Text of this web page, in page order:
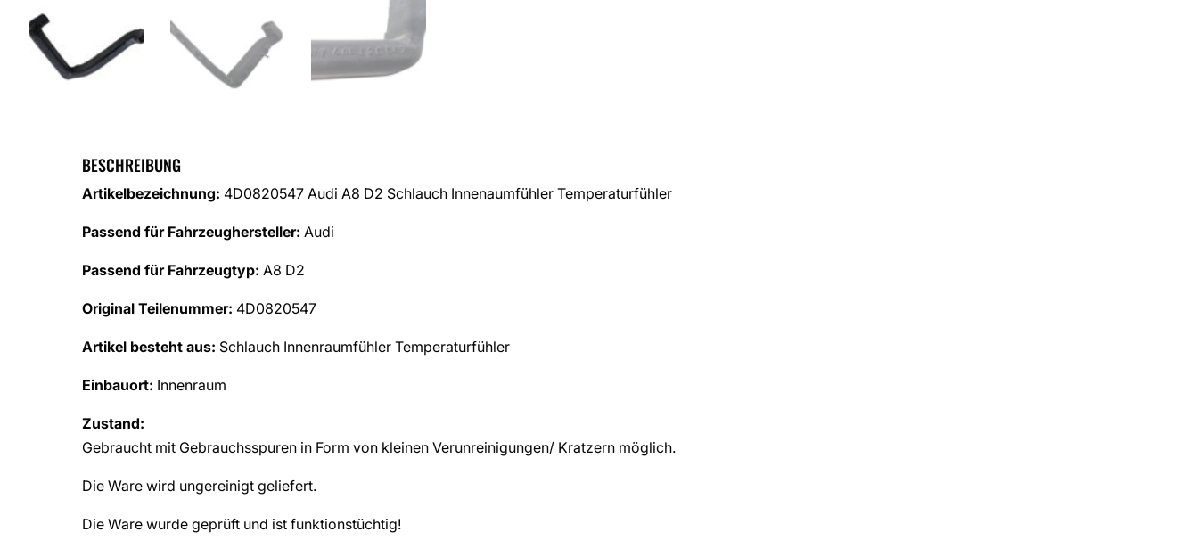
BESCHREIBUNG
Artikelbezeichnung: 4D0820547 Audi A8 D2 Schlauch Innenaumfühler Temperaturfühler
Passend für Fahrzeughersteller: Audi
Passend für Fahrzeugtyp: A8 D2
Original Teilenummer: 4D0820547
Artikel besteht aus: Schlauch Innenraumfühler Temperaturfühler
Einbauort: Innenraum
Zustand:
Gebraucht mit Gebrauchsspuren in Form von kleinen Verunreinigungen/ Kratzern möglich.
Die Ware wird ungereinigt geliefert.
Die Ware wurde geprüft und ist funktionstüchtig!